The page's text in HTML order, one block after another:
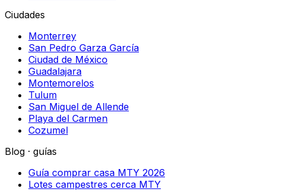
Ciudades
Monterrey
San Pedro Garza García
Ciudad de México
Guadalajara
Montemorelos
Tulum
San Miguel de Allende
Playa del Carmen
Cozumel
Blog · guías
Guía comprar casa MTY 2026
Lotes campestres cerca MTY